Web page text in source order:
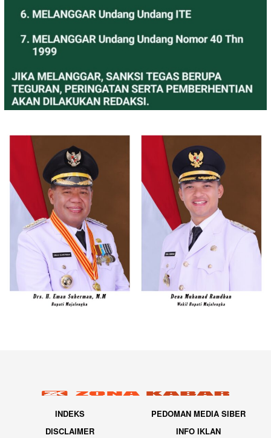
INDEKS
PEDOMAN MEDIA SIBER
DISCLAIMER
INFO IKLAN